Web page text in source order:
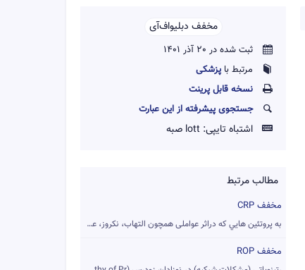
مخفف دبلیو‌اف‌آی‌‌
ثبت شده در 20 آذر 1401
مرتبط باپزشکی
نسخه قابل پرينت
جستجوی پیشرفته از این عبارت
اشتباه تایپی: lott صبه
مطالب مرتبط
مخفف CRP
به پروتئين هايي که دراثر عواملی همچون التهاب، نکروز، عفونتها...
مخفف ROP